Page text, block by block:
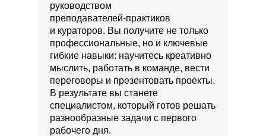
руководством
преподавателей‑практиков
и кураторов. Вы получите не только
профессиональные, но и ключевые
гибкие навыки: научитесь креативно
мыслить, работать в команде, вести
переговоры и презентовать проекты.
В результате вы станете
специалистом, который готов решать
разнообразные задачи с первого
рабочего дня.